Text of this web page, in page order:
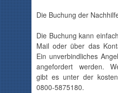
Die Buchung der
Die Buchung kann
Mail oder über das
Ein unverbindliches
angefordert werden.
gibt es unter der
0800-5875180.